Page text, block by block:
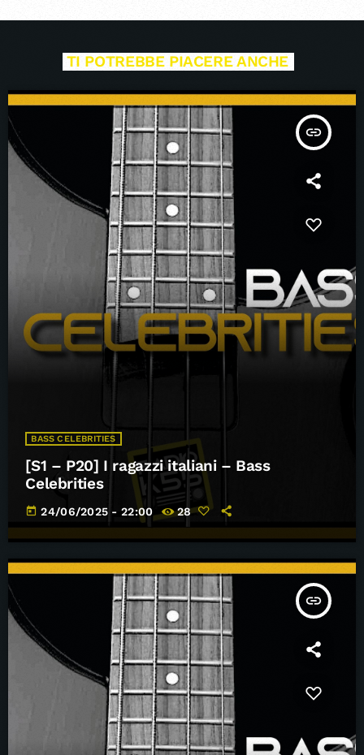
TI POTREBBE PIACERE ANCHE
insert_link
BASS CELEBRITIES
[S1 – P20] I ragazzi italiani – Bass
Celebrities
today 24/06/2025 - 22:00 28
insert_link